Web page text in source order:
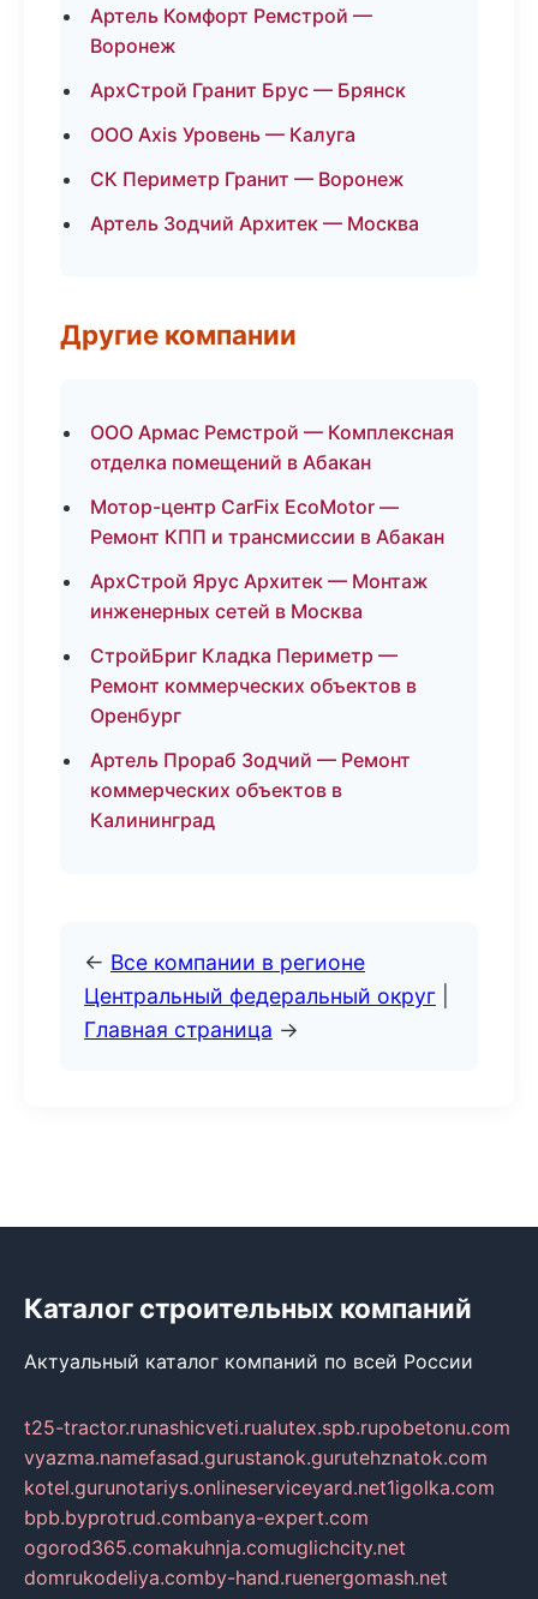
Артель Комфорт Ремстрой —
Воронеж
АрхСтрой Гранит Брус — Брянск
ООО Axis Уровень — Калуга
СК Периметр Гранит — Воронеж
Артель Зодчий Архитек — Москва
Другие компании
ООО Армас Ремстрой — Комплексная
отделка помещений в Абакан
Мотор-центр CarFix EcoMotor —
Ремонт КПП и трансмиссии в Абакан
АрхСтрой Ярус Архитек — Монтаж
инженерных сетей в Москва
СтройБриг Кладка Периметр —
Ремонт коммерческих объектов в
Оренбург
Артель Прораб Зодчий — Ремонт
коммерческих объектов в
Калининград
← Все компании в регионе
Центральный федеральный округ
Главная страница →
Каталог строительных компаний
Актуальный каталог компаний по всей России
t25-tractor.runashicveti.rualutex.spb.rupobetonu.com
vyazma.namefasad.gurustanok.gurutehznatok.com
kotel.gurunotariys.onlineserviceyard.net1igolka.com
bpb.byprotrud.combanya-expert.com
ogorod365.comakuhnja.comuglichcity.net
domrukodeliya.comby-hand.ruenergomash.net